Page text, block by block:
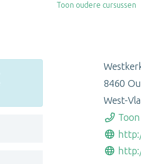
Toon oudere cursussen
8460
West-